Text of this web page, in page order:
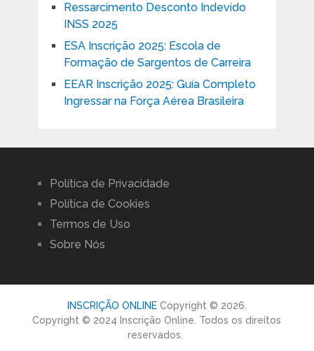
Ressarcimento Desconto Indevido
INSS 2025
ESA Inscrição 2025: Escola de
Formação de Sargentos de Carreira
EEAR Inscrição 2025: Guia Completo
Ingressar na Força Aérea Brasileira
Política de Privacidade
Política de Cookies
Termos de Uso
Sobre Nós
INSCRIÇÃO ONLINECopyright © 2026.
Copyright © 2024 Inscrição Online. Todos os direitos
reservados.